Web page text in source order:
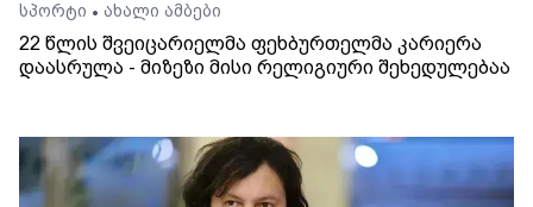
სპორტი • ახალი ამბები
22 წლის შვეიცარიელმა ფეხბურთელმა კარიერა
დაასრულა - მიზეზი მისი რელიგიური შეხედულებაა